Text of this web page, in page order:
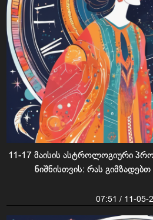
11-17 მაისის ასტროლოგიური პროგნოზი ზოდიაქოს ყველა
ნიშნისთვის: რას
07:51 / 11-05-